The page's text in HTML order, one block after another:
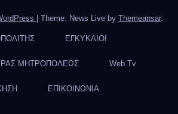
Theme: News Live by Themeansar.
ΕΓΚΥΚΛΙΟΙ
ΜΗΤΡΟΠΟΛΕΩΣ Web Tv
ΕΠΙΚΟΙΝΩΝΙΑ